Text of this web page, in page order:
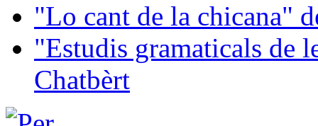
"Lo cant de la chicana"
"Estudis gramaticals de
Chatbèrt